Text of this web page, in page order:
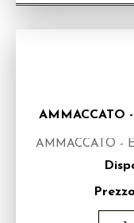
AMMACCATO
AMMACCATO -